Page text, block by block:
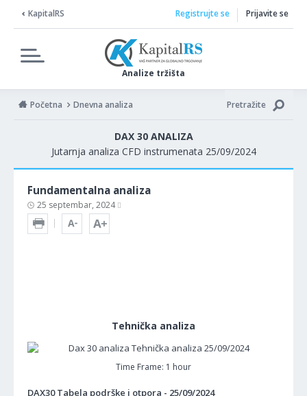
KapitalRS
Analize tržišta
Registrujte se Prijavite se
Početna Dnevna analiza Pretražite
DAX 30 ANALIZA
Jutarnja analiza CFD instrumenata 25/09/2024
Fundamentalna analiza
25 septembar, 2024
Tehnička analiza
Time Frame: 1 hour
DAX30 Tabela podrške i otpora - 25/09/2024